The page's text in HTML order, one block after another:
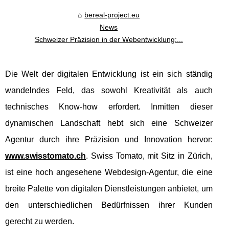
bereal-project.eu
News
Schweizer Präzision in der Webentwicklung:...
Die Welt der digitalen Entwicklung ist ein sich ständig
wandelndes Feld, das sowohl Kreativität als auch
technisches Know-how erfordert. Inmitten dieser
dynamischen Landschaft hebt sich eine Schweizer
Agentur durch ihre Präzision und Innovation hervor:
www.swisstomato.ch. Swiss Tomato, mit Sitz in Zürich,
ist eine hoch angesehene Webdesign-Agentur, die eine
breite Palette von digitalen Dienstleistungen anbietet, um
den unterschiedlichen Bedürfnissen ihrer Kunden
gerecht zu werden.